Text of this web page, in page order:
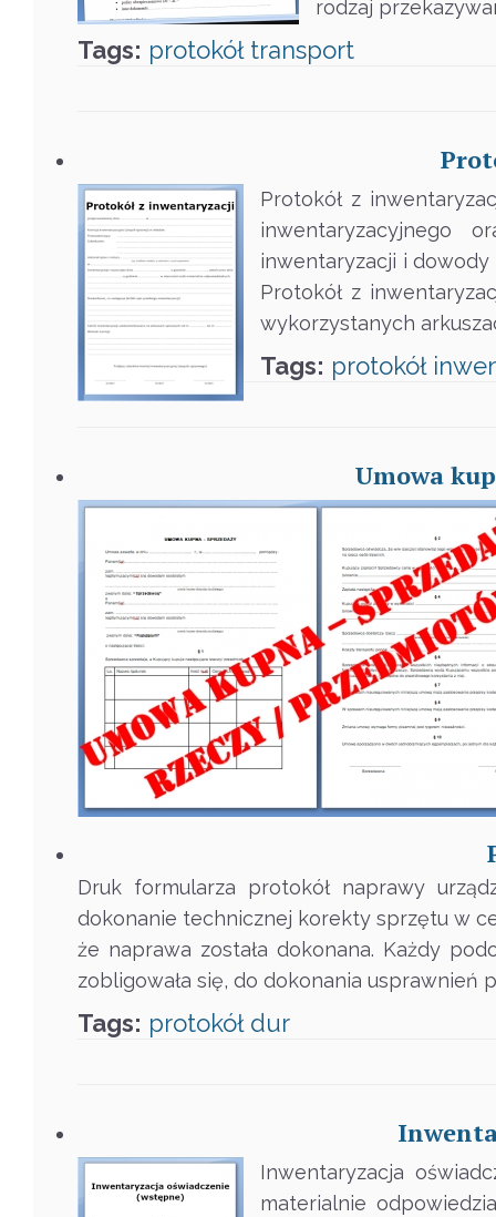
rodzaj
Tags: protokół transport
Protokół z
inwentaryzacyjnego
inwentaryzacji i
Protokół z
wykorzystanych
Tags: protokół
Umowa
Druk formularza protokół naprawy
dokonanie technicznej korekty sprzętu w
że naprawa została dokonana. Każdy
zobligowała się, do dokonania usprawnień
Tags: protokół dur
Inwentaryzacja
materialnie